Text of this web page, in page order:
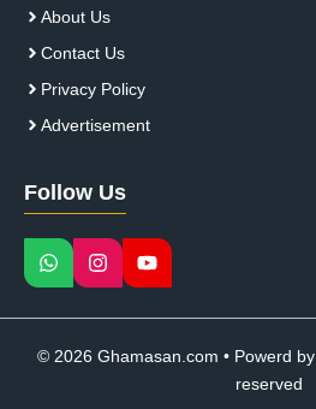
About Us
Contact Us
Privacy Policy
Advertisement
Follow Us
© 2026 Ghamasan.com • Powerd by
reserved